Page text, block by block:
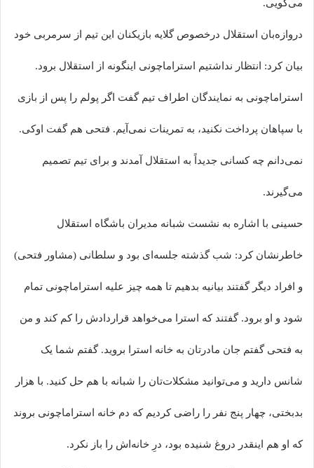
می‌گویی.
دروازه‌بان استقلال درخصوص گلایه بازیکنان این تیم از سرمربی خود
بیان کرد: انتظار نداشتیم استراماچونی اینگونه از استقلال برود.
استراماچونی به نمایندگان اطراف تیم گفت اگر پولم را پس از بازی
با سپاهان پرداخت نکنید، به تمرینات نمی‌آیم. فتحی هم گفت اوکی.
نمی‌دانم چه کسانی جدیداً به استقلال آمدند و برای تیم تصمیم
می‌گیرند.
حسینی با اشاره به نشست شبانه مدیران باشگاه استقلال
خاطرنشان کرد: شب گذشته جلسه‌ای بود و سلطانی (مشاور فتحی)
و افراد دیگر گفتند بیانیه بدهیم تا همه چیز علیه استراماچونی تمام
شود و او برود. گفتند که استرا می‌خواهد قراردادش را کم کند و من
به فتحی گفتم جان مادرتان به خانه استرا بروید. گفتم شما یک
شانس دارید و می‌توانید مشکلات‌تان را شبانه با هم حل کنید. با هزار
بدبختی، چهار پنج نفر را راضی کردیم که دم خانه استراماچونی بروند
که او هم اینقدر دروغ شنیده بود، درِ خانه‌اش را باز نکرد.